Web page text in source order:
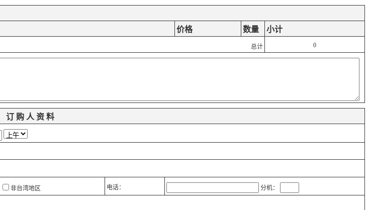
价格 数量 小计
总计 0
订购人资料
非台湾地区 电话： 分机：